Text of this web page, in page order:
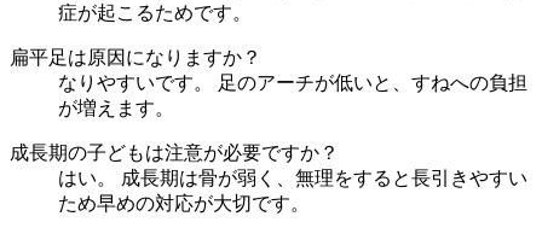
症が起こるためです。
扁平足は原因になりますか？
なりやすいです。 足のアーチが低いと、すねへの負担
が増えます。
成長期の子どもは注意が必要ですか？
はい。 成長期は骨が弱く、無理をすると長引きやすい
ため早めの対応が大切です。